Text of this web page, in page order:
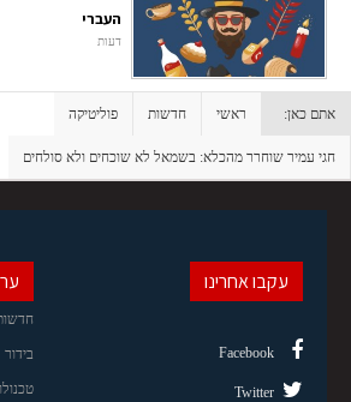
העברי
דעות
אתם כאן: ראשי חדשות פוליטיקה
חגי עמיר שוחרר מהכלא: בשמאל לא שוכחים ולא סולחים
בידור
עקבו אחרינו
Facebook
Twitter